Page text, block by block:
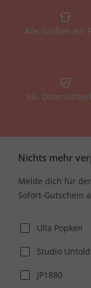
Alle Größen ein
SSL
Nichts mehr
Melde dich für
Sofort-Gutschein
Ulla Popken
Studio Untold
JP1880